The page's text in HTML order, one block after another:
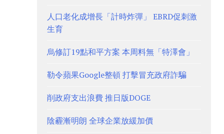
人口老化成增長「計時炸彈」 EBRD促刺激
生育
烏修訂19點和平方案 本周料無「特澤會」
勒令蘋果Google整頓 打擊冒充政府詐騙
削政府支出浪費 推日版DOGE
陰霾漸明朗 全球企業放緩加價